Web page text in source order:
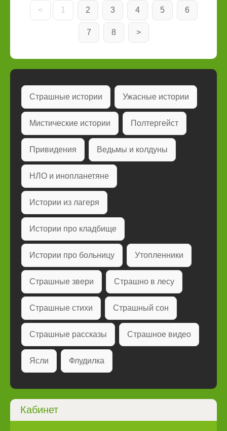
< 1 2 3 4 5 6
7 8 >
Страшные истории Ужасные истории
Мистические истории Полтергейст
Привидения Ведьмы и колдуны
НЛО и инопланетяне
Истории из лагеря
Истории про кладбище
Истории про больницу Утопленники
Страшные звери Страшно в лесу
Страшные стихи Страшный сон
Страшные рассказы Страшное видео
Ясли Флудилка
Кабинет